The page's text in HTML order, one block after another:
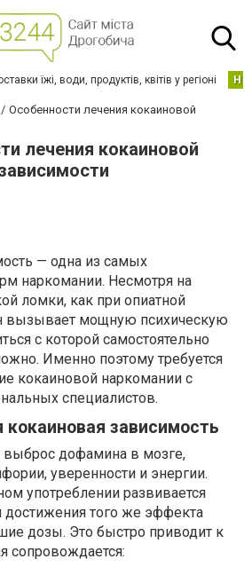
їжі, води, продуктів, квітів у регіоні Н
Особенности лечения кокаиновой
лечения кокаиновой
— одна из самых
наркомании. Несмотря на
ломки, как при опиатной
вызывает мощную психическую
с которой самостоятельно
Именно поэтому требуется
кокаиновой наркомании с
специалистов.
кокаиновая зависимость
выброс дофамина в мозге,
уверенности и энергии.
употреблении развивается
достижения того же эффекта
дозы. Это быстро приводит к
сопровождается: